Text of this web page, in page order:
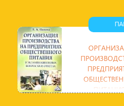
Рассмотрены товары
бытового назначения,
предназначеные для
охотничьи